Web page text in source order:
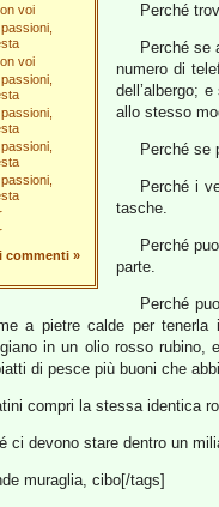
voi
voi
commenti »
Perché
Perché se
numero di
dell’albergo;
allo stesso
Perché se
Perché i
tasche.
Perché
parte.
Perché
a pietre calde per
in un olio rosso rubino,
di pesce più buoni che
compri la stessa identica
ci devono stare dentro un
muraglia, cibo[/tags]